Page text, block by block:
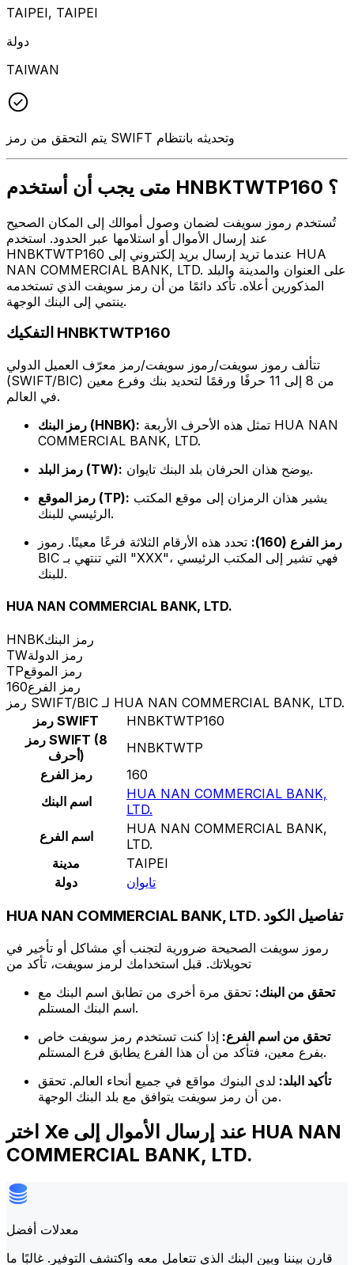
TAIPEI, TAIPEI
دولة
TAIWAN
يتم التحقق من رمز SWIFT وتحديثه بانتظام
متى يجب أن أستخدم HNBKTWTP160 ؟
تُستخدم رموز سويفت لضمان وصول أموالك إلى المكان الصحيح
عند إرسال الأموال أو استلامها عبر الحدود. استخدم
HNBKTWTP160 عندما تريد إرسال بريد إلكتروني إلى HUA
NAN COMMERCIAL BANK, LTD. على العنوان والمدينة والبلد
المذكورين أعلاه. تأكد دائمًا من أن رمز سويفت الذي تستخدمه
ينتمي إلى البنك الوجهة.
التفكيك HNBKTWTP160
تتألف رموز سويفت/رموز سويفت/رمز معرّف العميل الدولي
(SWIFT/BIC) من 8 إلى 11 حرفًا ورقمًا لتحديد بنك وفرع معين
في العالم.
رمز البنك (HNBK):
COMMERCIAL BANK, LTD.
رمز البلد (TW):
يوضح هذان الحرفان بلد البنك تايوان.
رمز الموقع (TP):
الرئيسي للبنك.
رمز الفرع (160):
تحدد هذه الأرقام الثلاثة فرعًا معينًا. رموز
BIC التي تنتهي بـ "XXX"، فهي تشير إلى المكتب الرئيسي
للبنك.
HUA NAN COMMERCIAL BANK, LTD.
HNBKرمز البنك
TWرمز الدولة
TPرمز الموقع
160رمز الفرع
رمز SWIFT/BIC لـ HUA NAN COMMERCIAL BANK, LTD.
رمز SWIFT
HNBKTWTP160
رمز SWIFT (8
أحرف)
HNBKTWTP
رمز الفرع
160
اسم البنك
HUA NAN COMMERCIAL BANK,
LTD.
اسم الفرع
HUA NAN COMMERCIAL BANK,
LTD.
مدينة
TAIPEI
دولة
تايوان
HUA NAN COMMERCIAL BANK, LTD. تفاصيل الكود
رموز سويفت الصحيحة ضرورية لتجنب أي مشاكل أو تأخير في
تحويلاتك. قبل استخدامك لرمز سويفت، تأكد من
تحقق من البنك: تحقق مرة أخرى من تطابق اسم البنك مع
اسم البنك المستلم.
تحقق من اسم الفرع: إذا كنت تستخدم رمز سويفت خاص
بفرع معين، فتأكد من أن هذا الفرع يطابق فرع المستلم.
تأكيد البلد: لدى البنوك مواقع في جميع أنحاء العالم. تحقق
من أن رمز سويفت يتوافق مع بلد البنك الوجهة.
اختر Xe عند إرسال الأموال إلى HUA NAN
COMMERCIAL BANK, LTD.
معدلات أفضل
قارن بيننا وبين البنك الذي تتعامل معه واكتشف التوفير. غالبًا ما